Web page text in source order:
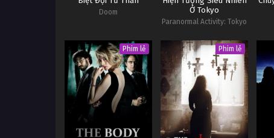
Doom
Ở Tokyo
Paranormal Activity: Tokyo
Phim lẻ
Phim lẻ